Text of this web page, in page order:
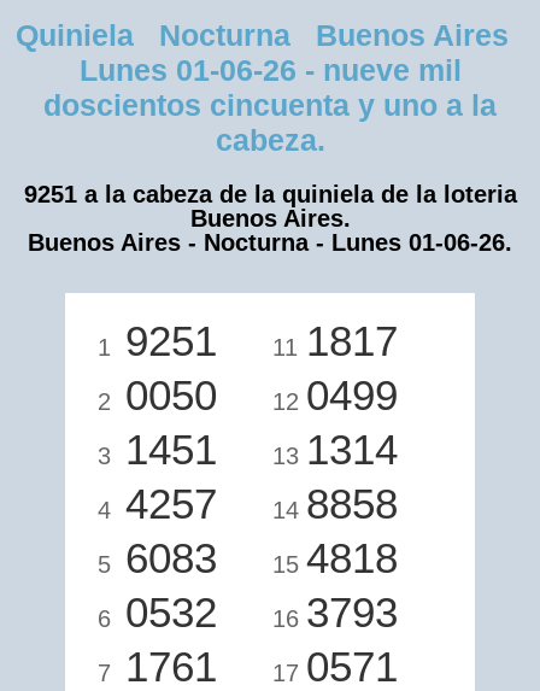
Quiniela Nocturna Buenos Aires
Lunes 01-06-26 - nueve mil
doscientos cincuenta y uno a la
cabeza.
9251 a la cabeza de la quiniela de la loteria
Buenos Aires.
Buenos Aires - Nocturna - Lunes 01-06-26.
1 9251
2 0050
3 1451
4 4257
5 6083
6 0532
7 1761
11 1817
12 0499
13 1314
14 8858
15 4818
16 3793
17 0571